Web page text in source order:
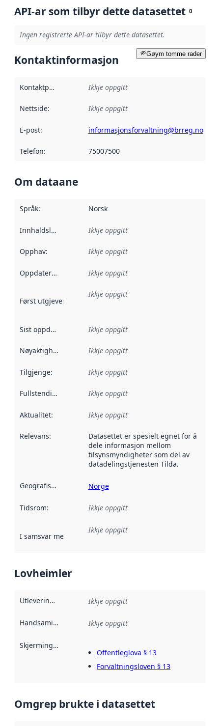
API-ar som tilbyr dette datasettet 0
Ingen registrerte API-ar tilbyr dette datasettet.
Gøym tomme rader
Kontaktinformasjon
Kontaktpunkt Ikkje oppgitt
Nettside: Ikkje oppgitt
E-post: informasjonsforvaltning@brreg.no
Telefon: 75007500
Om dataane
Språk: Norsk
Innhaldsleverandørar :
Ikkje oppgitt
Opphav: Ikkje oppgitt
Oppdateringsfrekvens :
Ikkje oppgitt
Først utgjeve: Denne datoen seier når dataa i dette
Ikkje oppgitt
Sist oppdatert Ikkje oppgitt
Nøyaktigheit Ikkje oppgitt
Tilgjenge: Ikkje oppgitt
Fullstendigheit Ikkje oppgitt
Aktualitet: Ikkje oppgitt
Relevans:
Datasettet er spesielt egnet for å
dele informasjon mellom
tilsynsmyndigheter som del av
datadelingstjenesten Tilda.
Geografisk område Norge
Tidsrom: Ikkje oppgitt
I samsvar med Referanse til ei implementeringsregel eller
Ikkje oppgitt
Lovheimler
Utleveringsheimel Ikkje oppgitt
Handsamingsgrunnlag :
Ikkje oppgitt
Skjermingsheimel
Offentleglova § 13
Forvaltningsloven § 13
Omgrep brukte i datasettet